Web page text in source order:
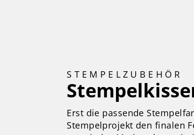
STEMPELZUBEHÖR
Erst die passende
Stempelprojekt den finalen